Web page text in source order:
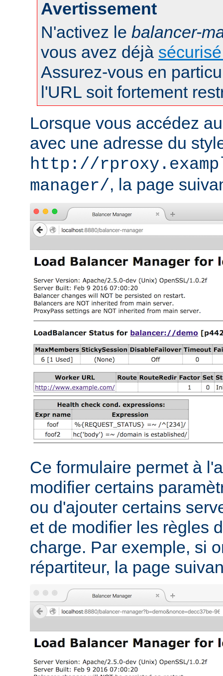
Avertissement
N'activez le balancer-
vous avez déjà
Assurez-vous en
l'URL soit fortement
Lorsque vous accédez
avec une adresse du
http://
manager/, la page
Ce formulaire permet à
modifier certains
ou d'ajouter certains
et de modifier les règles
charge. Par exemple, si
répartiteur, la page